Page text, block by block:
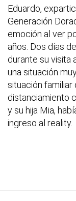
Eduardo,
Generación
emoción al ver
años. Dos días
durante su visita
una situación
situación
distanciamiento
y su hija Mia,
ingreso al reality.